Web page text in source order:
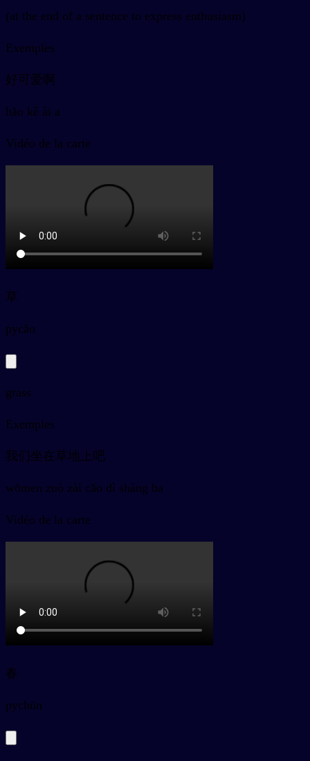
(at the end of a sentence to express enthusiasm)
Exemples
好可爱啊
hǎo kě ài a
Vidéo de la carte
草
pycǎo
grass
Exemples
我们坐在草地上吧
wǒmen zuò zài cǎo dì shàng ba
Vidéo de la carte
春
pychūn